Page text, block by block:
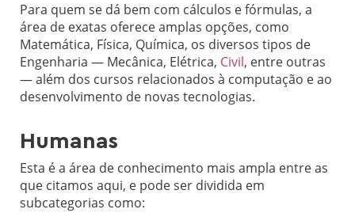
Para quem se dá bem com cálculos e fórmulas, a
área de exatas oferece amplas opções, como
Matemática, Física, Química, os diversos tipos de
Engenharia — Mecânica, Elétrica, Civil, entre outras
— além dos cursos relacionados à computação e ao
desenvolvimento de novas tecnologias.
Humanas
Esta é a área de conhecimento mais ampla entre as
que citamos aqui, e pode ser dividida em
subcategorias como: